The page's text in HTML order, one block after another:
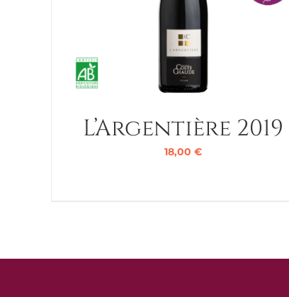
L’Argentière 2019
18,00 €